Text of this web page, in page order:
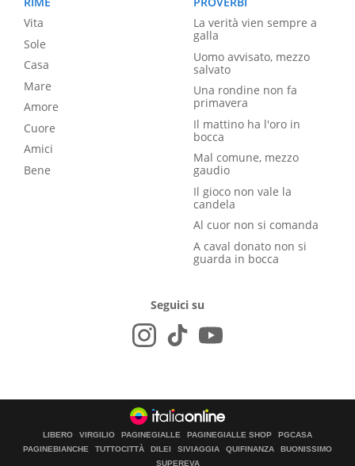
Vita
Sole
Casa
Mare
Amore
Cuore
Amici
Bene
La verità vien sempre a
galla
Uomo avvisato, mezzo
salvato
Una rondine non fa
primavera
Il mattino ha l'oro in
bocca
Mal comune, mezzo
gaudio
Il gioco non vale la
candela
Al cuor non si comanda
A caval donato non si
guarda in bocca
Seguici su
LIBERO VIRGILIO PAGINEGIALLE PAGINEGIALLE SHOP
PGCASA
PAGINEBIANCHE
TUTTOCITTÀ DILEI SIVIAGGIA QUIFINANZA
BUONISSIMO
SUPEREVA